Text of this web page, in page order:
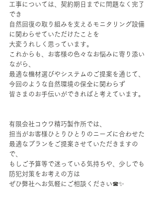
工事については、契約期日までに問題なく完了
でき
自然回復の取り組みを支えるモニタリング設備
に関わらせていただけたことを
大変うれしく思っています。
これからも、お客様の色々なお悩みに寄り添い
ながら、
最適な機材選びやシステムのご提案を通じて、
今回のような自然環境の保全に関わらず
皆さまのお手伝いができればと考えています。
有限会社コウワ精巧製作所では、
担当がお客様ひとりひとりのニーズに合わせた
最適なプランをご提案させていただきますの
で、
もしご予算等で迷っている気持ちや、 少しでも
防犯対策をお考えの方は
ぜひ弊社へお気軽にご相談ください☎✨